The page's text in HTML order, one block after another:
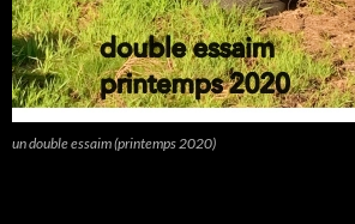
un double essaim (printemps 2020)